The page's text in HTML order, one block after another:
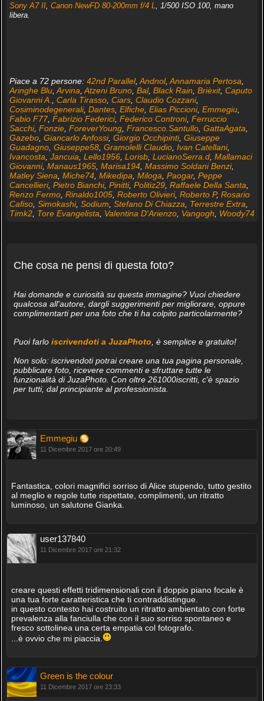
Sony A7 II, Canon NewFD 80-200mm f/4 L
, 1/500 ISO 100, mano
libera.
Piace a 72 persone: 42nd Parallel, Andnol, Annamaria Pertosa
Aringhe Blu, Arvina Atzeni Bruno, Bal, Black Rain Brièxit, Caputo
Giovanni A.
Carla Tirasso, Ciars, Claudio Cozzani,
Cosiminodegenerali, Dantes, Elfiche, Elias Piccioni, Emmegiu,
Fabio F77, Fabrizio Federici, Federico Controni, Ferruccio
Sacchi, Fonzie, ForeverYoung, Francesco.Santullo, GattaAgata
Gazebo, Giancarlo Anfossi, Giorgio Occhipinti, Giuseppe
Guadagno, Giuseppe58, Gramolelli Claudio, Ivan Catellani,
Ivancosta Jancuia Lello1956, Lorisb, LucianoSerra.d, Mallamaci
Giovanni, Manaus1965, Marisa194, Massimo Soldani Benzi,
Matley Siena Miche74, Mikedipa Miloga Paogar, Peppe
Cancellieri, Pietro Bianchi, Pinitti, Politiz29, Raffaele Della Santa
Renzo Fermo, Rinaldo1005, Roberto Olivieri, Roberto P, Rosario
Cafiso, Simokashi, Sodium Stefano Di Chiazza Terrestre Extra
Timk2, Tore Evangelista Valentina D'Arienzo, Vangogh Woody74
Che cosa ne pensi di questa foto?
Hai domande e curiosità su questa immagine? Vuoi chiedere
qualcosa all'autore, dargli suggerimenti per migliorare, oppure
complimentarti per una foto che ti ha colpito particolarmente?
Puoi farlo iscrivendoti a JuzaPhoto, è semplice e gratuito!
Non solo: iscrivendoti potrai creare una tua pagina personale,
pubblicare foto, ricevere commenti e sfruttare tutte le
funzionalità di JuzaPhoto. Con oltre 261000iscritti, c'è spazio
per tutti, dal principiante al professionista.
Emmegiu
11 Dicembre 2017 ore 20:49
Fantastica, colori magnifici sorriso di Alice stupendo, tutto gestito
al meglio e regole tutte rispettate, complimenti, un ritratto
luminoso, un salutone Gianka.
user137840
11 Dicembre 2017 ore 21:32
creare questi effetti tridimensionali con il doppio piano focale è
una tua forte caratteristica che ti contraddistingue.
in questo contesto hai costruito un ritratto ambientato con forte
prevalenza alla fanciulla che con il suo sorriso spontaneo e
fresco sottolinea una certa empatia col fotografo.
...è ovvio che mi piaccia.
Green is the colour
11 Dicembre 2017 ore 23:33